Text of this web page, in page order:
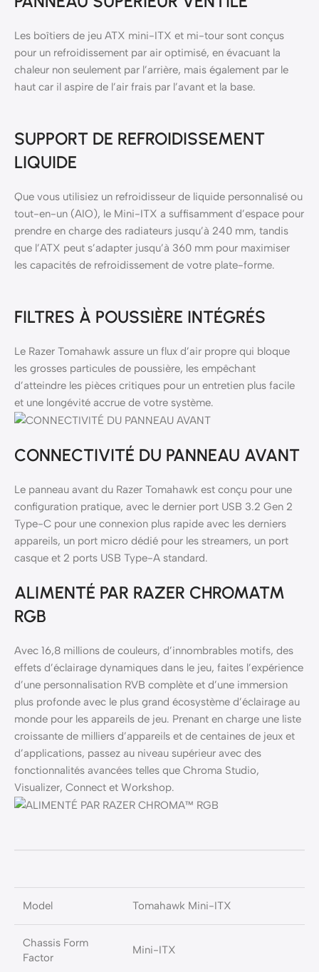
Les boîtiers de jeu ATX mini-ITX et mi-tour sont conçus
pour un refroidissement par air optimisé, en évacuant la
chaleur non seulement par l’arrière, mais également par le
haut car il aspire de l’air frais par l’avant et la base.
SUPPORT DE REFROIDISSEMENT
LIQUIDE
Que vous utilisiez un refroidisseur de liquide personnalisé ou
tout-en-un (AIO), le Mini-ITX a suffisamment d’espace pour
prendre en charge des radiateurs jusqu’à 240 mm, tandis
que l’ATX peut s’adapter jusqu’à 360 mm pour maximiser
les capacités de refroidissement de votre plate-forme.
FILTRES À POUSSIÈRE INTÉGRÉS
Le Razer Tomahawk assure un flux d’air propre qui bloque
les grosses particules de poussière, les empêchant
d’atteindre les pièces critiques pour un entretien plus facile
et une longévité accrue de votre système.
CONNECTIVITÉ DU PANNEAU AVANT
Le panneau avant du Razer Tomahawk est conçu pour une
configuration pratique, avec le dernier port USB 3.2 Gen 2
Type-C pour une connexion plus rapide avec les derniers
appareils, un port micro dédié pour les streamers, un port
casque et 2 ports USB Type-A standard.
ALIMENTÉ PAR RAZER CHROMA™
RGB
Avec 16,8 millions de couleurs, d’innombrables motifs, des
effets d’éclairage dynamiques dans le jeu, faites l’expérience
d’une personnalisation RVB complète et d’une immersion
plus profonde avec le plus grand écosystème d’éclairage au
monde pour les appareils de jeu. Prenant en charge une liste
croissante de milliers d’appareils et de centaines de jeux et
d’applications, passez au niveau supérieur avec des
fonctionnalités avancées telles que Chroma Studio,
Visualizer, Connect et Workshop.
Model Tomahawk Mini-ITX
Chassis Form
Factor
Mini-ITX